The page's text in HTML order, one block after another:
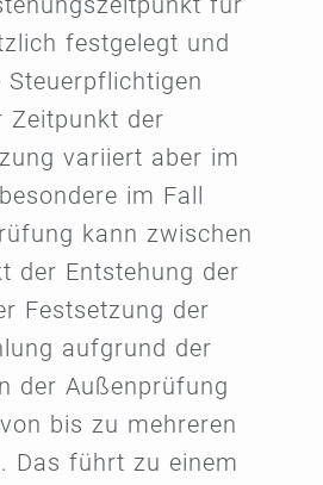
festgelegt und
Zeitpunkt der
variiert aber im
im Fall
kann zwischen
der Entstehung der
Festsetzung der
aufgrund der
der Außenprüfung
bis zu mehreren
Das führt zu einem